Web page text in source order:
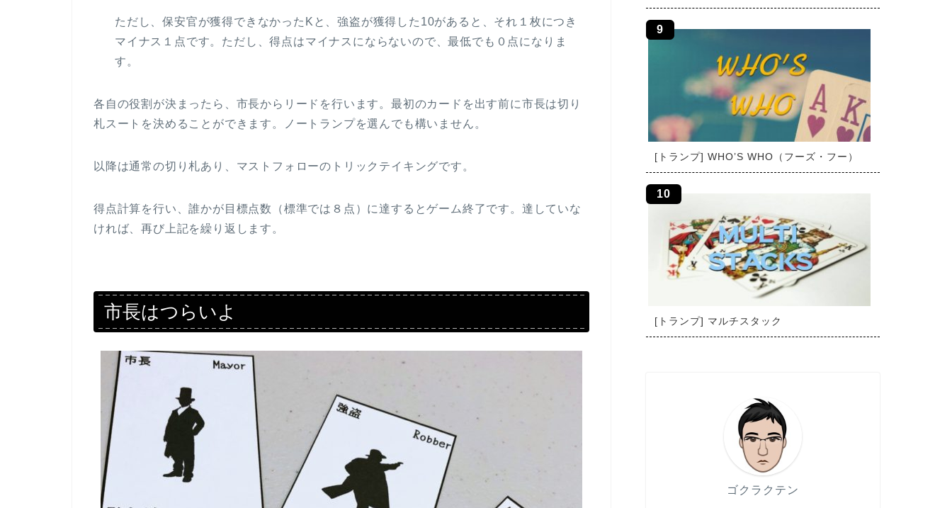
ただし、保安官が獲得できなかったKと、強盗が獲得した10があると、それ１枚につき
マイナス１点です。ただし、得点はマイナスにならないので、最低でも０点になりま
す。
各自の役割が決まったら、市長からリードを行います。最初のカードを出す前に市長は切り
札スートを決めることができます。ノートランプを選んでも構いません。
以降は通常の切り札あり、マストフォローのトリックテイキングです。
得点計算を行い、誰かが目標点数（標準では８点）に達するとゲーム終了です。達していな
ければ、再び上記を繰り返します。
市長はつらいよ
[トランプ] WHO’S WHO（フーズ・フー）
[トランプ] マルチスタック
ゴクラクテン